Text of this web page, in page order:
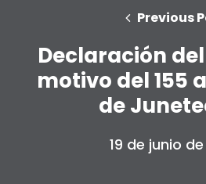
Previous
Declaración del
motivo del 155
de
19 de junio